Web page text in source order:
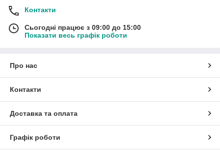
Контакти
Сьогодні працює з 09:00 до 15:00
Показати весь графік роботи
Про нас
Контакти
Доставка та оплата
Графік роботи